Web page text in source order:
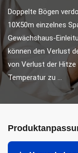
Doppelte Bögen
10X50m einzelnes
Gewächshaus-
können den Verlust
von Verlust der
Temperatur zu ...